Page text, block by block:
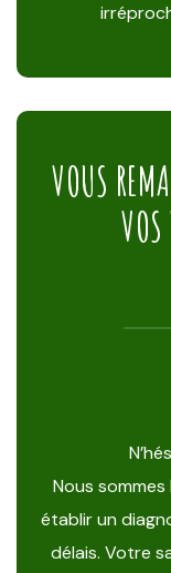
VOUS
Nous
établir un
délais. Votre